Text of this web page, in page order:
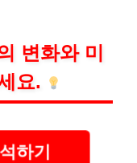
변화와 미
요.
하기